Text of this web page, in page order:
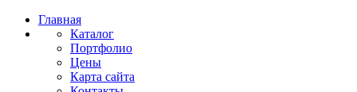
Главная
Каталог
Портфолио
Цены
Карта сайта